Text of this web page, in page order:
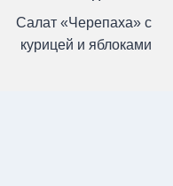
Салат «Черепаха» с
курицей и яблоками